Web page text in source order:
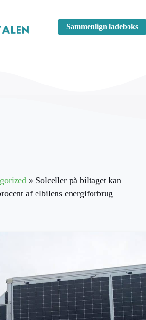
Sammenlign ladeboks
» Solceller på biltaget kan
af elbilens energiforbrug